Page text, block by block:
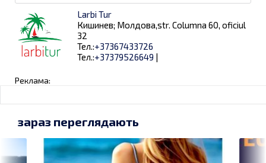
Larbi Tur
Кишинев; Молдова,str. Columna 60, oficiul
32
Тел.:+37367433726
Тел.:+37379526649 |
Реклама:
зараз переглядають